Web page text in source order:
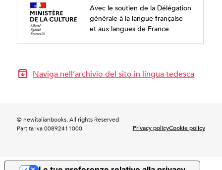
Avec le soutien de la Délégation
générale à la langue française
et aux langues de France
Naviga nell’archivio del sito in lingua tedesca
© newitalianbooks. All rights Reserved
Partita Iva 00892411000
Privacy policyCookie policy